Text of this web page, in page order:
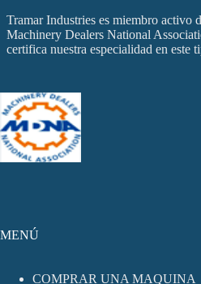
Tramar Industries es miembro activo
Machinery Dealers National
certifica nuestra especialidad en este
MENÚ
COMPRAR UNA MAQUINA